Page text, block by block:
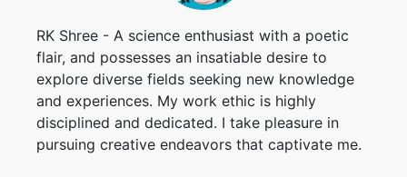
RK Shree - A science enthusiast with a poetic
flair, and possesses an insatiable desire to
explore diverse fields seeking new knowledge
and experiences. My work ethic is highly
disciplined and dedicated. I take pleasure in
pursuing creative endeavors that captivate me.